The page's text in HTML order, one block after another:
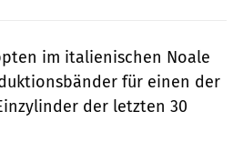
im italienischen Noale
für einen der
der letzten 30